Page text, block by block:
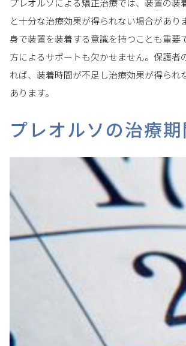
プレオルソによる矯正治療では、装置の装
と十分な治療効果が得られない場合があり
身で装置を装着する意識を持つことも重要
方によるサポートも欠かせません。保護者
れば、装着時間が不足し治療効果が得られ
あります。
プレオルソの治療期